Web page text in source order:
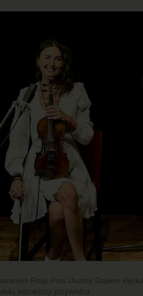
Rosji, Prus i Austrii. Dopiero
późniejszy przywódca